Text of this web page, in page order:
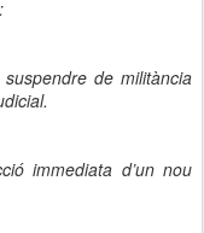
de militància
immediata d’un nou